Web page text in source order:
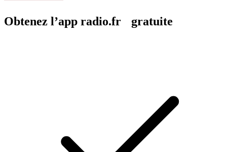
Obtenez l’app radio.fr gratuite